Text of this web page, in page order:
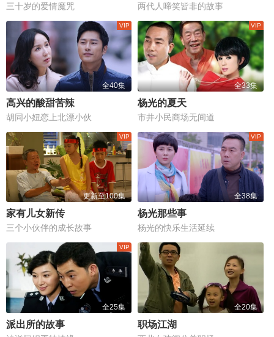
三十岁的爱情魔咒 两代人啼笑皆非的故事
全40集
高兴的酸甜苦辣
胡同小妞恋上北漂小伙
全33集
杨光的夏天
市井小民商场无间道
更新至100集
家有儿女新传
三个小伙伴的成长故事
全38集
杨光那些事
杨光的快乐生活延续
全25集
派出所的故事
全20集
职场江湖